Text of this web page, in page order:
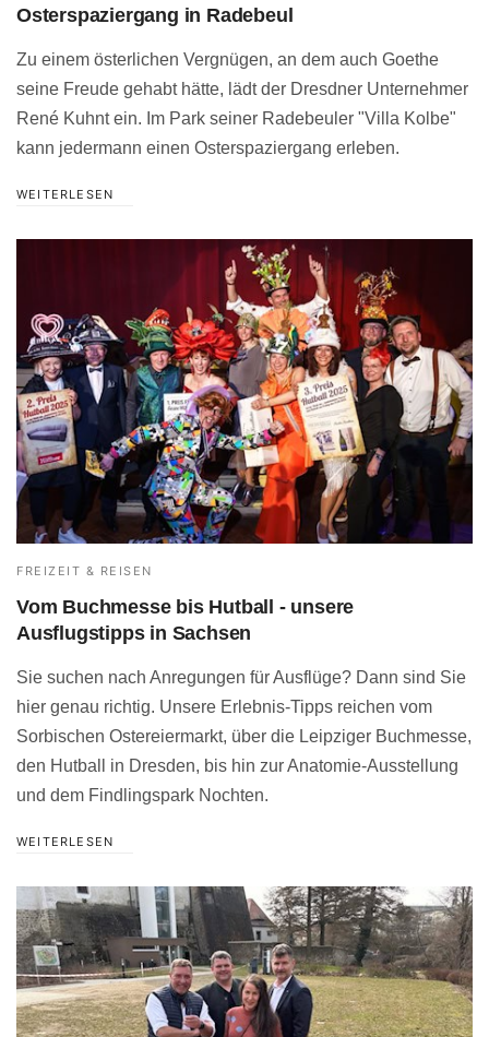
Osterspaziergang in Radebeul
Zu einem österlichen Vergnügen, an dem auch Goethe
seine Freude gehabt hätte, lädt der Dresdner Unternehmer
René Kuhnt ein. Im Park seiner Radebeuler "Villa Kolbe"
kann jedermann einen Osterspaziergang erleben.
WEITERLESEN
FREIZEIT & REISEN
Vom Buchmesse bis Hutball - unsere
Ausflugstipps in Sachsen
Sie suchen nach Anregungen für Ausflüge? Dann sind Sie
hier genau richtig. Unsere Erlebnis-Tipps reichen vom
Sorbischen Ostereiermarkt, über die Leipziger Buchmesse,
den Hutball in Dresden, bis hin zur Anatomie-Ausstellung
und dem Findlingspark Nochten.
WEITERLESEN